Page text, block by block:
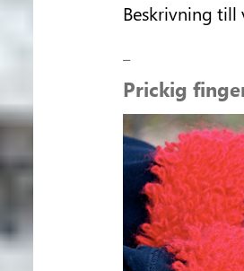
Beskrivning till
Prickig